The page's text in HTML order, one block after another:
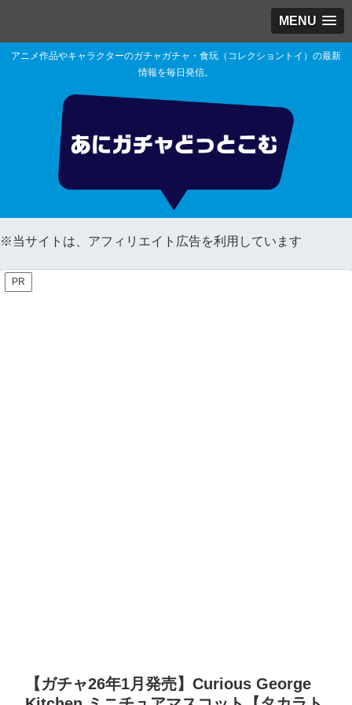
MENU
アニメ作品やキャラクターのガチャガチャ・食玩（コレクショントイ）の最新
情報を毎日発信。
※当サイトは、アフィリエイト広告を利用しています
PR
【ガチャ26年1月発売】Curious George